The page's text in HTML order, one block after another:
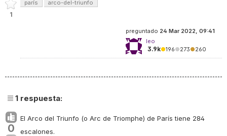
1
parís arco-del-triunfo
preguntado 24 Mar 2022, 09:41
leo
3.9k●196●273●260
1 respuesta:
0
El Arco del Triunfo (o Arc de Triomphe) de París tiene 284
escalones.